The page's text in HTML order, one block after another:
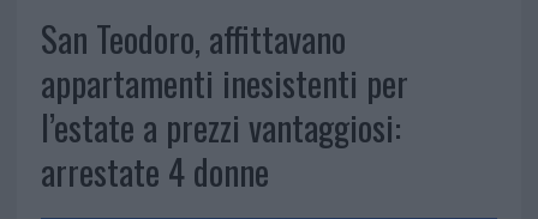
San Teodoro, affittavano
appartamenti inesistenti per
l’estate a prezzi vantaggiosi:
arrestate 4 donne